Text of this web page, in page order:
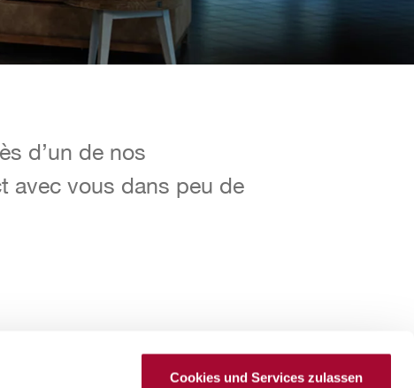
Cookies und Services zulassen
d’un de nos
avec vous dans peu de
d’un de nos
avec vous dans peu de